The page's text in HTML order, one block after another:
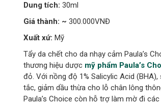
Dung tích: 30ml
Giá thành: ~ 300.000VNĐ
Xuất xứ: Mỹ
Tẩy da chết cho da nhạy cảm Paula’s
thương hiệu dược mỹ phẩm Paula’s
đỏ. Với nồng độ 1% Salicylic Acid
tắc, giảm dầu thừa cho lỗ chân lông
Paula’s Choice còn hỗ trợ làm mờ đi